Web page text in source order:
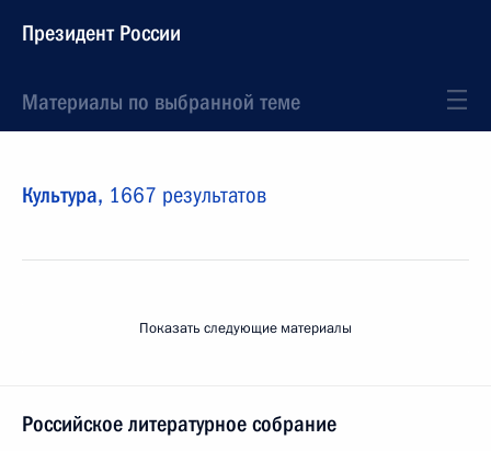
Президент России
Материалы по выбранной теме
Культура, 1667 результатов
Показать следующие материалы
Российское литературное собрание